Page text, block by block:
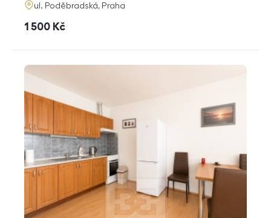
adresa
ul. Poděbradská, Praha
cena
1 500 Kč